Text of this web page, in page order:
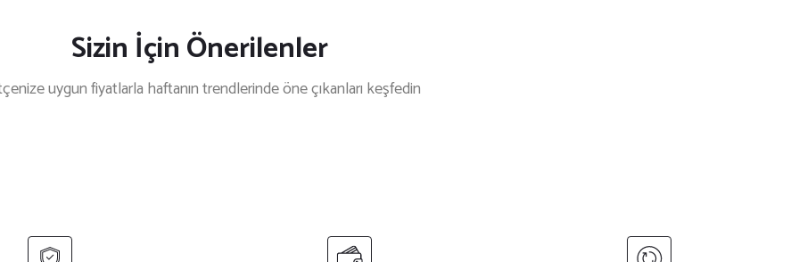
Sizin İçin Önerilenler
uygun fiyatlarla haftanın trendlerinde öne çıkanları keşfedin